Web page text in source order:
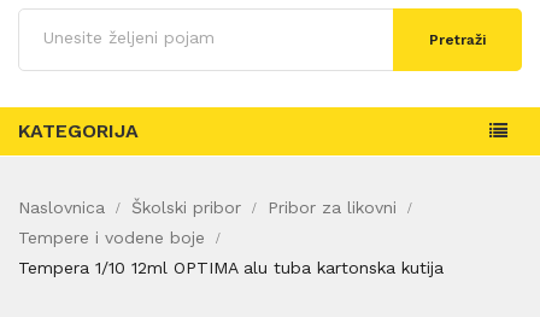
Pretraži
KATEGORIJA
Naslovnica Školski pribor
Pribor za likovni
Tempere i vodene boje
Tempera 1/10 12ml OPTIMA alu tuba kartonska kutija